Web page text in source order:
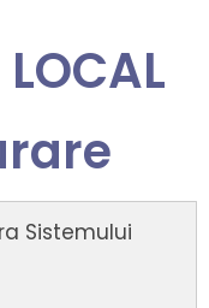
LOCAL
Sistemului